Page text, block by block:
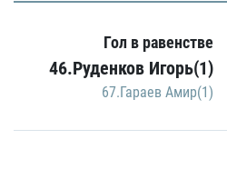
Гол в равенстве
46.Руденков Игорь(1)
67.Гараев Амир(1)